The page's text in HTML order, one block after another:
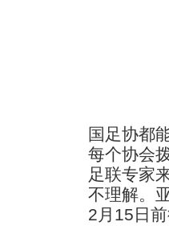
国足协都
每个协会
足联专家
不理解。
2月15日